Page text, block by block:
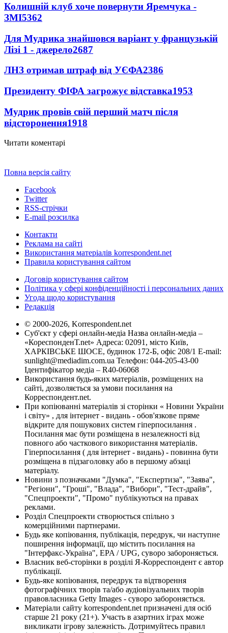
Колишній клуб хоче повернути Яремчука -
ЗМІ5362
Для Мудрика знайшовся варіант у французькій
Лізі 1 - джерело2687
ЛНЗ отримав штраф від УЄФА2386
Президенту ФІФА загрожує відставка1953
Мудрик провів свій перший матч після
відсторонення1918
Читати коментарі
Повна версія сайту
Facebook
Twitter
RSS-стрічки
E-mail розсилка
Контакти
Реклама на сайті
Використання матеріалів korrespondent.net
Правила користування сайтом
Договір користування сайтом
Політика у сфері конфіденційності і персональних даних
Угода щодо користування
Редакція
© 2000-2026, Korrespondent.net
Суб'єкт у сфері онлайн-медіа Назва онлайн-медіа –
«КореспонденТ.net» Адреса: 02091, місто Київ,
ХАРКІВСЬКЕ ШОСЕ, будинок 172-Б, офіс 208/1 E-mail:
sunlight@mediadim.com.ua Телефон: 044-205-43-00
Ідентифікатор медіа – R40-06068
Використання будь-яких матеріалів, розміщених на
сайті, дозволяється за умови посилання на
Корреспондент.net.
При копіюванні матеріалів зі сторінки « Новини України
і світу» , для інтернет - видань - обов'язкове пряме
відкрите для пошукових систем гіперпосилання .
Посилання має бути розміщена в незалежності від
повного або часткового використання матеріалів.
Гіперпосилання ( для інтернет - видань) - повинна бути
розміщена в підзаголовку або в першому абзаці
матеріалу.
Новини з позначками "Думка", "Експертиза", "Заява",
"Регіони", "Гроші", "Влада", "Вибори", "Тест-драйв",
"Спецпроекти", "Промо" публікуються на правах
реклами.
Розділ Спецпроекти створюється спільно з
комерційними партнерами.
Будь яке копіювання, публікація, передрук, чи наступне
поширення інформації, що містить посилання на
"Інтерфакс-Україна", EPA / UPG, суворо забороняється.
Власник веб-сторінки в розділі Я-Корреспондент є автор
публікації.
Будь-яке копіювання, передрук та відтворення
фотографічних творів та/або аудіовізуальних творів
правовласника Getty Images - суворо забороняється.
Матеріали сайту korrespondent.net призначені для осіб
старше 21 року (21+). Участь в азартних іграх може
викликати ігрову залежність. Дотримуйтесь правил